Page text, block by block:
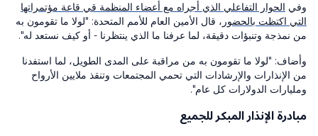
وفي الحوار التفاعلي الذي أجراه مع أعضاء المنظمة قي قاعة مؤتمراتها
التي اكتظت بالحضور ، قال الأمين العام للأمم المتحدة: "لولا ما تقومون به
من نمذجة وتنبؤات دقيقة، لما عرفنا ما الذي ينتظرنا - أو كيف نستعد له".
وأضاف: "لولا ما تقومون به من مراقبة على المدى الطويل، لما استفدنا
من الإنذارات والإرشادات التي تحمي المجتمعات وتنقذ ملايين الأرواح
ومليارات الدولارات كل عام".
مبادرة الإنذار المبكر للجميع